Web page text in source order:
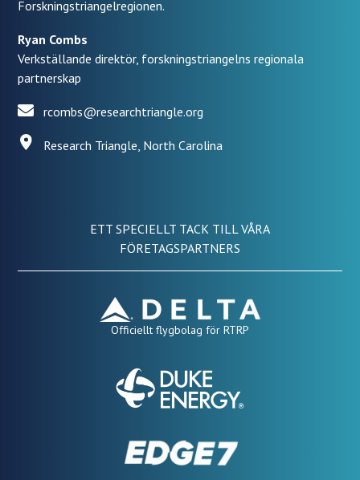
Forskningstriangelregionen.
Ryan Combs
Verkställande direktör, forskningstriangelns regionala
partnerskap
rcombs@researchtriangle.org
Research Triangle, North Carolina
ETT SPECIELLT TACK TILL VÅRA
FÖRETAGSPARTNERS
Officiellt flygbolag för RTRP